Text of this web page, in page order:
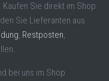
Kaufen Sie direkt im Shop
Sie Lieferanten aus
, Restposten,
bei uns im Shop